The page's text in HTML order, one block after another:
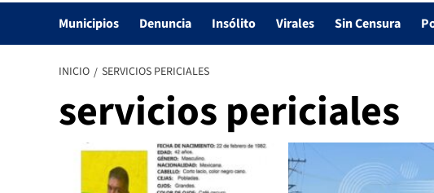
Municipios Denuncia Insólito Virales Sin Censura
INICIO SERVICIOS PERICIALES
servicios periciales